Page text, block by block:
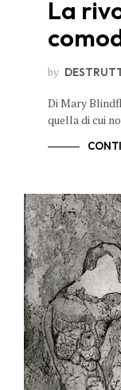
La
by
Di Mary
quella di cui